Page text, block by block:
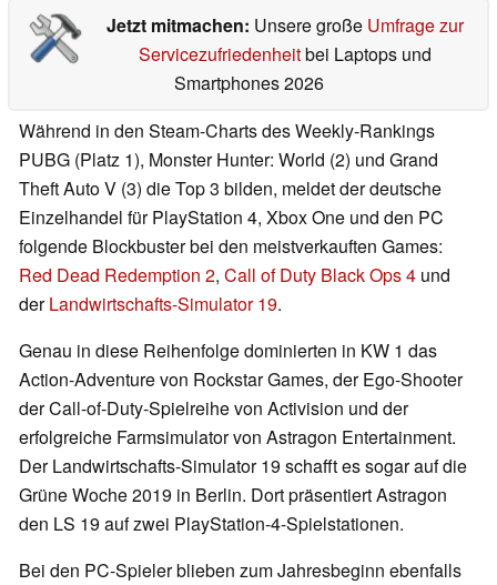
Jetzt mitmachen: Unsere große Umfrage zur
Servicezufriedenheitbei Laptops und
Smartphones 2026
Während in den Steam-Charts des Weekly-Rankings
PUBG (Platz 1), Monster Hunter: World (2) und Grand
Theft Auto V (3) die Top 3 bilden, meldet der deutsche
Einzelhandel für PlayStation 4, Xbox One und den PC
folgende Blockbuster bei den meistverkauften Games:
Red Dead Redemption 2, Call of Duty Black Ops 4 und
derLandwirtschafts-Simulator 19.
Genau in diese Reihenfolge dominierten in KW 1 das
Action-Adventure von Rockstar Games, der Ego-Shooter
der Call-of-Duty-Spielreihe von Activision und der
erfolgreiche Farmsimulator von Astragon Entertainment.
Der Landwirtschafts-Simulator 19 schafft es sogar auf die
Grüne Woche 2019 in Berlin. Dort präsentiert Astragon
den LS 19 auf zwei PlayStation-4-Spielstationen.
Bei den PC-Spieler blieben zum Jahresbeginn ebenfalls